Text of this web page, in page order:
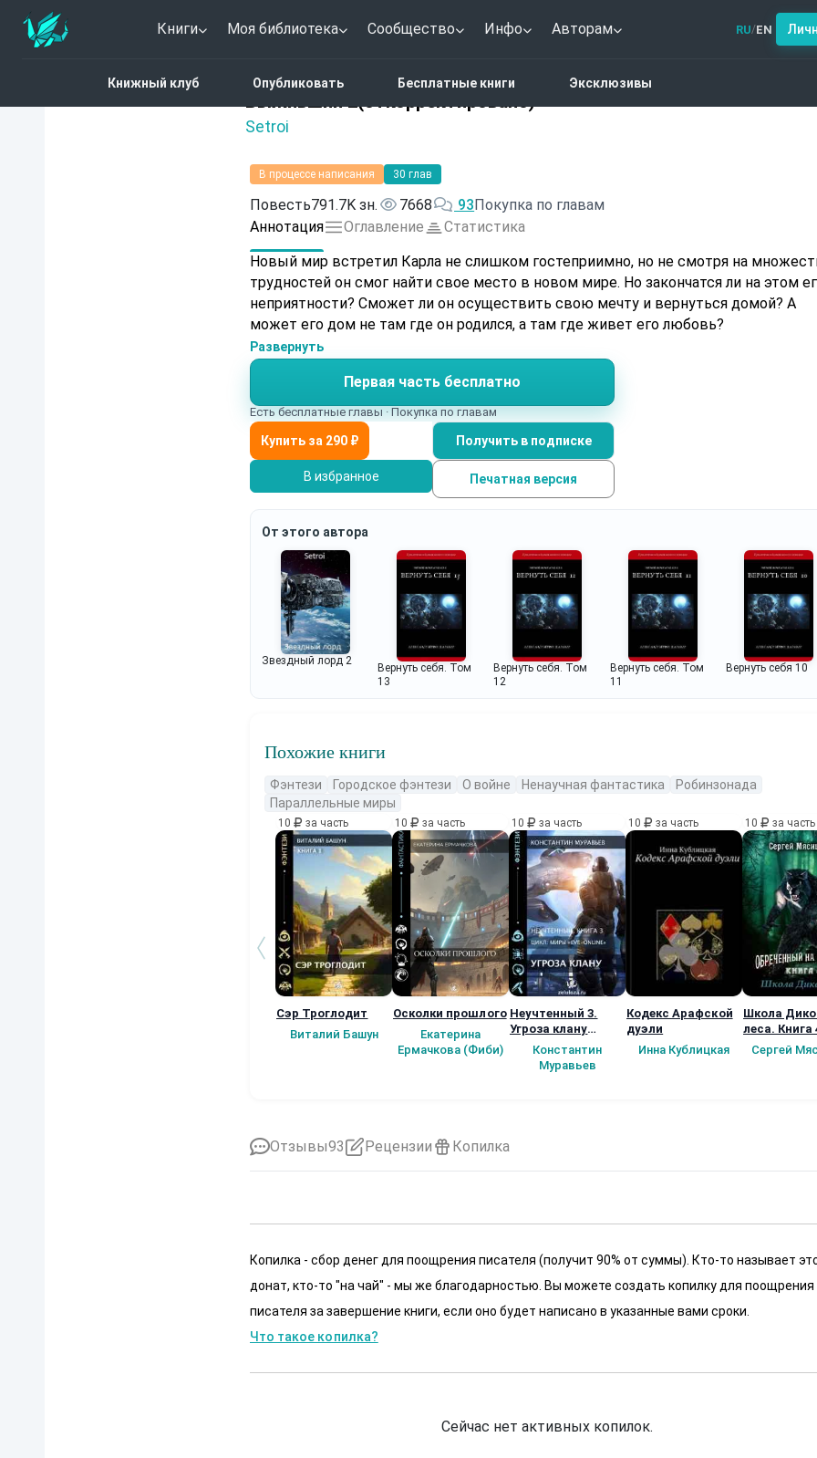
Книги Моя библиотека Сообщество Инфо Авторам RU/EN
Книжный клуб Опубликовать Бесплатные книги Эксклюзивы
Выживший 2(откорректировано)
Setroi
4.9 (16)
В процессе написания 30 глав
Повесть791.7K зн. 7668 93Покупка по главам
Аннотация
Оглавление
Статистика
Новый мир встретил Карла не слишком гостеприимно, но не смотря на
трудностей он смог найти свое место в новом мире. Но закончатся ли на этом
неприятности? Сможет ли он осуществить свою мечту и вернуться домой? А
может его дом не там где он родился, а там где живет его любовь?
Развернуть
Первая часть бесплатно
Есть бесплатные главы · Покупка по главам
Получить в подписке
В избранное Печатная версия
От этого автора
Звездный лорд 2
Вернуть себя. Том
13
Вернуть себя. Том
12
Вернуть себя. Том
11
Вернуть себя 10
Похожие книги
Фэнтези Городское фэнтези О войне Ненаучная фантастика
Робинзонада
Параллельные миры
10 за часть
Сэр Троглодит
Виталий Башун
10 за часть
Осколки прошлого
Екатерина
Ермачкова (Фиби)
10 за часть
Неучтенный 3.
Угроза клану
(Альтернативное
продолжение)
Константин
Муравьев
10 за часть
Кодекс Арафской
дуэли
Инна Кублицкая
10 за часть
Школа
леса. Книга
Сергей
Отзывы93 Рецензии Копилка
Копилка - сбор денег для поощрения писателя (получит 90% от суммы). Кто-то называет
донат, кто-то "на чай" - мы же благодарностью. Вы можете создать копилку для поощрения
писателя за завершение книги, если оно будет написано в указанные вами сроки.
Что такое копилка?
Сейчас нет активных копилок.